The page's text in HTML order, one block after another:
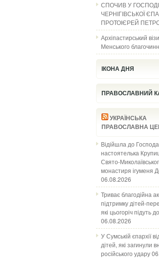
СПОЧИВ У ГОСПОДІ
ЧЕРНІГІВСЬКОЇ
ПРОТОІЄРЕЙ
Архіпастирський
Менського
ІКОНА ДНЯ
ПРАВОСЛАВНИЙ
УКРАЇНСЬКА
ПРАВОСЛАВНА
Відійшла до Господа
настоятелька
Свято-
монастиря ігуменя
06.08.2026
Триває благодійна
підтримку дітей-
які цьогоріч підуть
06.08.2026
У Сумській єпархії
дітей, які загинули
російського удару